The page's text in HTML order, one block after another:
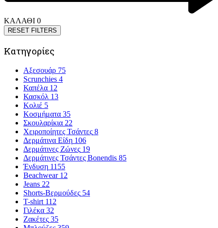
ΚΑΛΑΘΙ 0
RESET FILTERS
Κατηγορίες
Αξεσουάρ 75
Scrunchies 4
Καπέλα 12
Κασκόλ 13
Κολιέ 5
Κοσμήματα 35
Σκουλαρίκια 22
Χειροποίητες Τσάντες 8
Δερμάτινα Είδη 106
Δερμάτινες Ζώνες 19
Δερμάτινες Τσάντες Bonendis 85
Ένδυση 1155
Beachwear 12
Jeans 22
Shorts-Βερμούδες 54
T-shirt 112
Γιλέκα 32
Ζακέτες 35